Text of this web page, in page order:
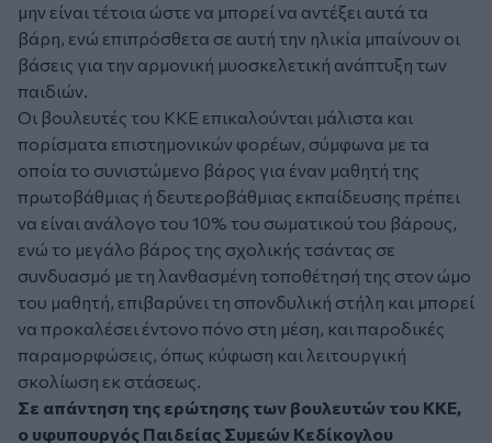
μην είναι τέτοια ώστε να μπορεί να αντέξει αυτά τα
βάρη, ενώ επιπρόσθετα σε αυτή την ηλικία μπαίνουν οι
βάσεις για την αρμονική μυοσκελετική ανάπτυξη των
παιδιών.
Οι βουλευτές του ΚΚΕ επικαλούνται μάλιστα και
πορίσματα επιστημονικών φορέων, σύμφωνα με τα
οποία το συνιστώμενο βάρος για έναν μαθητή της
πρωτοβάθμιας ή δευτεροβάθμιας εκπαίδευσης πρέπει
να είναι ανάλογο του 10% του σωματικού του βάρους,
ενώ το μεγάλο βάρος της σχολικής τσάντας σε
συνδυασμό με τη λανθασμένη τοποθέτησή της στον ώμο
του μαθητή, επιβαρύνει τη σπονδυλική στήλη και μπορεί
να προκαλέσει έντονο πόνο στη μέση, και παροδικές
παραμορφώσεις, όπως κύφωση και λειτουργική
σκολίωση εκ στάσεως.
Σε απάντηση της ερώτησης των βουλευτών του ΚΚΕ,
ο υφυπουργός Παιδείας Συμεών Κεδίκογλου